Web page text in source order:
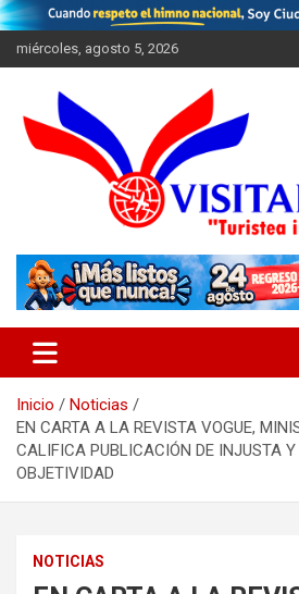
Saltar
al
contenido
miércoles, agosto 5, 2026
Visitantes
Inicio
Noticias
EN CARTA A LA REVISTA VOGUE,
CALIFICA PUBLICACIÓN DE INJUSTA Y
OBJETIVIDAD
NOTICIAS